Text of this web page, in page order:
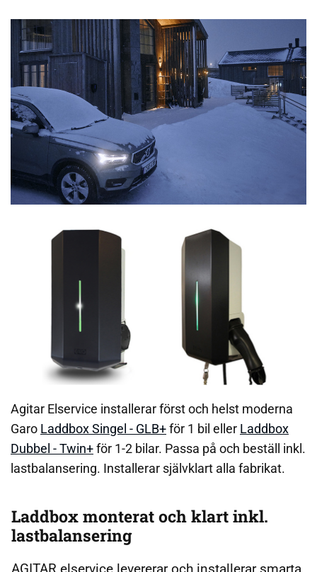
Agitar Elservice installerar först och helst moderna
Garo Laddbox Singel - GLB+för 1 bil eller Laddbox
Dubbel - Twin+för 1-2 bilar. Passa på och beställ inkl.
lastbalansering. Installerar självklart alla fabrikat.
Laddbox monterat och klart inkl.
lastbalansering